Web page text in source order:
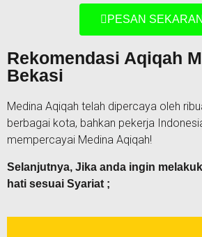
PESAN
Rekomendasi Aqiqah
Bekasi
Medina Aqiqah telah dipercaya oleh
berbagai kota, bahkan pekerja
mempercayai Medina Aqiqah!
Selanjutnya, Jika anda ingin
hati sesuai Syariat ;